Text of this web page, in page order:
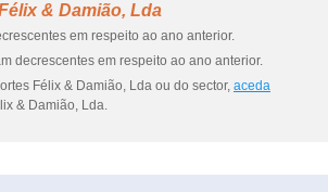
& Damião, Lda
em respeito ao ano anterior.
decrescentes em respeito ao ano anterior.
Félix & Damião, Lda ou do sector, aceda
& Damião, Lda.